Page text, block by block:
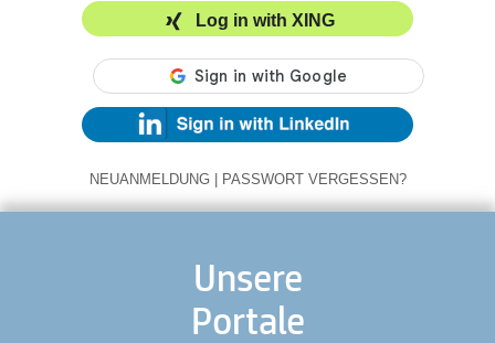
Log in with XING
NEUANMELDUNG | PASSWORT VERGESSEN?
Unsere
Portale